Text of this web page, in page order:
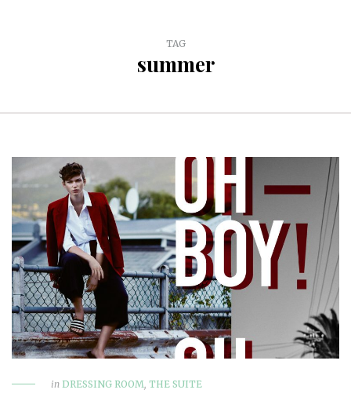
TAG
summer
in DRESSING ROOM, THE SUITE